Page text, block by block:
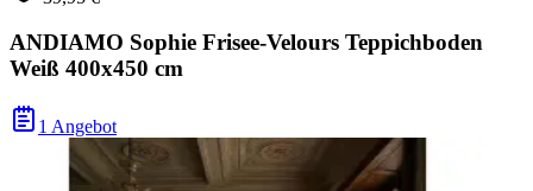
ANDIAMO Sophie Frisee-Velours Teppichboden
Weiß 400x450 cm
1 Angebot